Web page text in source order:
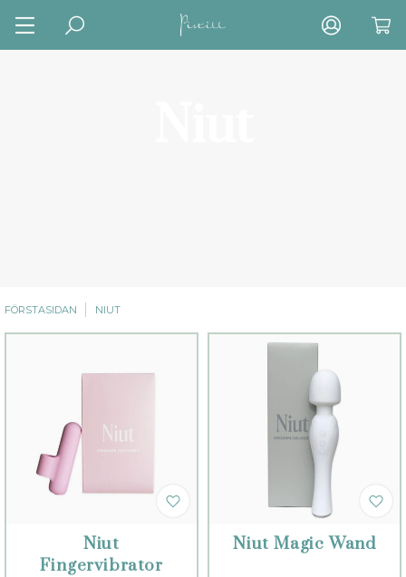
FÖRSTASIDAN NIUT
Niut
Fingervibrator
Niut Magic Wand